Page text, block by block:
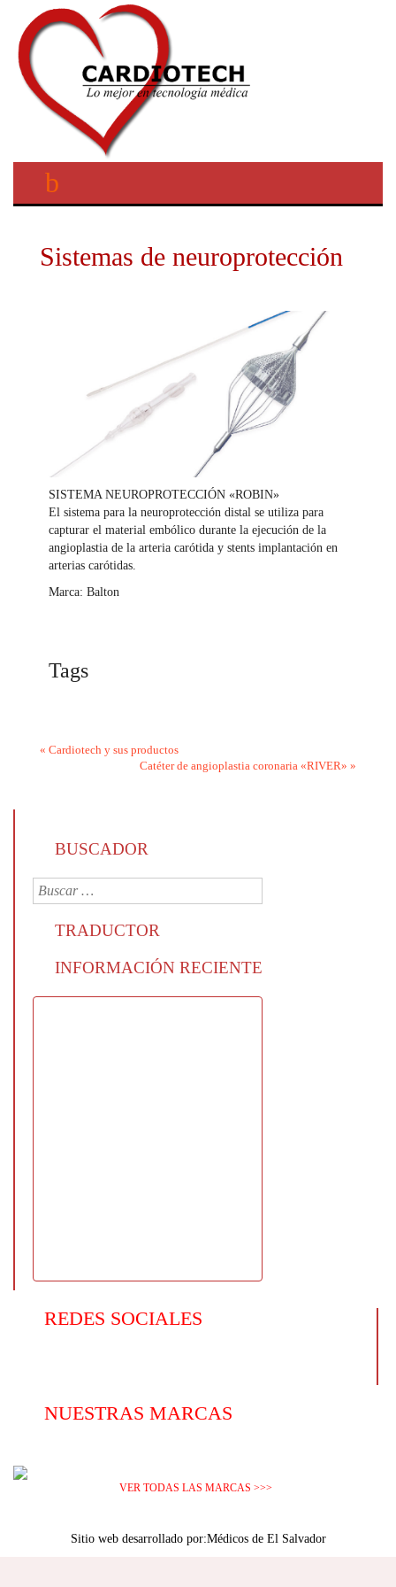
Sistemas de neuroprotección
SISTEMA NEUROPROTECCIÓN «ROBIN»
El sistema para la neuroprotección distal se utiliza para
capturar el material embólico durante la ejecución de la
angioplastia de la arteria carótida y stents implantación en
arterias carótidas.
Marca: Balton
Tags
« Cardiotech y sus productos
Catéter de angioplastia coronaria «RIVER» »
BUSCADOR
TRADUCTOR
INFORMACIÓN RECIENTE
REDES SOCIALES
NUESTRAS MARCAS
VER TODAS LAS MARCAS >>>
Sitio web desarrollado por:Médicos de El Salvador